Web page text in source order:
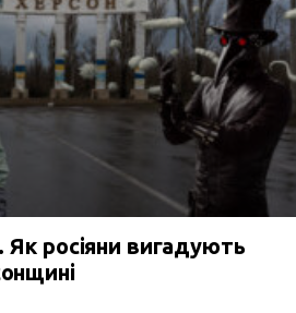
Як росіяни вигадують